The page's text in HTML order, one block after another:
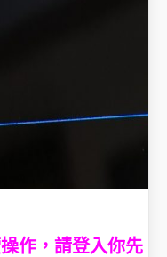
作，請登入你先